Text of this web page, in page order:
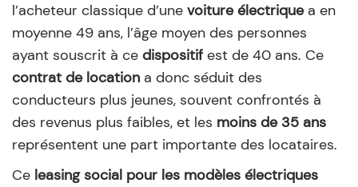
l’acheteur classique d’une voiture électriquea en
moyenne 49 ans, l’âge moyen des personnes
ayant souscrit à ce dispositifest de 40 ans. Ce
contrat de location a donc séduit des
conducteurs plus jeunes, souvent confrontés à
des revenus plus faibles, et les moins de 35 ans
représentent une part importante des locataires.
Ce leasing social pour les modèles électriques